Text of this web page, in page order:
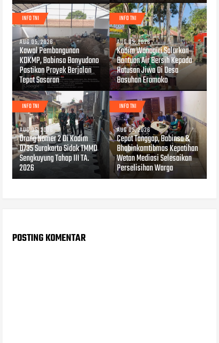
INFO TNI
AUG 05, 2026
Kawal Pembangunan
KDKMP, Babinsa Banyudono
Pastikan Proyek Berjalan
Tepat Sasaran
INFO TNI
AUG 05, 2026
Kodim Wonogiri Salurkan
Bantuan Air Bersih Kepada
Ratusan Jiwa Di Desa
Basuhan Eromoko
INFO TNI
AUG 05, 2026
Orang Nomer 2 Di Kodim
0735 Surakarta Sidak TMMD
Sengkuyung Tahap III TA.
2026
INFO TNI
AUG 05, 2026
Cepat Tanggap, Babinsa &
Bhabinkamtibmas Kepatihan
Wetan Mediasi Selesaikan
Perselisihan Warga
POSTING KOMENTAR